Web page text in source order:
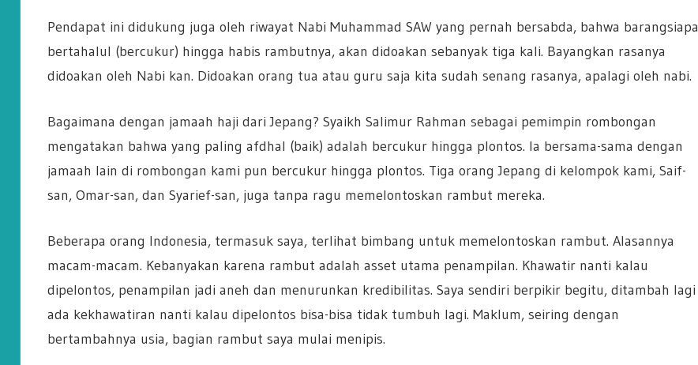
Pendapat ini didukung juga oleh riwayat Nabi Muhammad SAW yang pernah bersabda, bahwa barangsiapa
bertahalul (bercukur) hingga habis rambutnya, akan didoakan sebanyak tiga kali. Bayangkan rasanya
didoakan oleh Nabi kan. Didoakan orang tua atau guru saja kita sudah senang rasanya, apalagi oleh nabi.
Bagaimana dengan jamaah haji dari Jepang? Syaikh Salimur Rahman sebagai pemimpin rombongan
mengatakan bahwa yang paling afdhal (baik) adalah bercukur hingga plontos. Ia bersama-sama dengan
jamaah lain di rombongan kami pun bercukur hingga plontos. Tiga orang Jepang di kelompok kami, Saif-
san, Omar-san, dan Syarief-san, juga tanpa ragu memelontoskan rambut mereka.
Beberapa orang Indonesia, termasuk saya, terlihat bimbang untuk memelontoskan rambut. Alasannya
macam-macam. Kebanyakan karena rambut adalah asset utama penampilan. Khawatir nanti kalau
dipelontos, penampilan jadi aneh dan menurunkan kredibilitas. Saya sendiri berpikir begitu, ditambah lagi
ada kekhawatiran nanti kalau dipelontos bisa-bisa tidak tumbuh lagi. Maklum, seiring dengan
bertambahnya usia, bagian rambut saya mulai menipis.